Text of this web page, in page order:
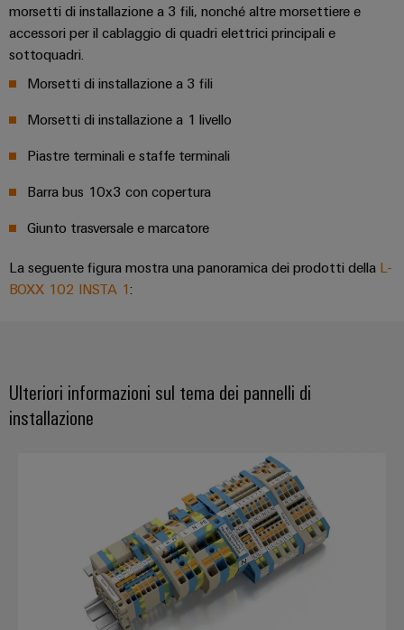
morsetti di installazione a 3 fili, nonché altre morsettiere e
accessori per il cablaggio di quadri elettrici principali e
sottoquadri.
Morsetti di installazione a 3 fili
Morsetti di installazione a 1 livello
Piastre terminali e staffe terminali
Barra bus 10x3 con copertura
Giunto trasversale e marcatore
La seguente figura mostra una panoramica dei prodotti della L-
BOXX 102 INSTA 1:
Ulteriori informazioni sul tema dei pannelli di
installazione
Morsettiere di installazione